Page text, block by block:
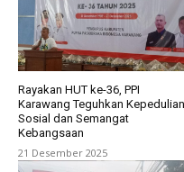
Rayakan HUT ke-36, PPI
Karawang Teguhkan Kepedulian
Sosial dan Semangat
Kebangsaan
21 Desember 2025